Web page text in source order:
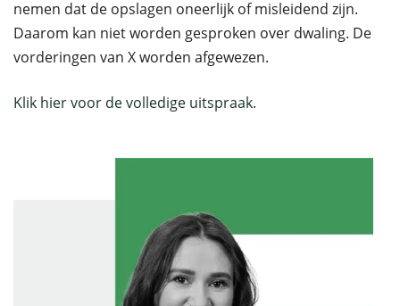
nemen dat de opslagen oneerlijk of misleidend zijn.
Daarom kan niet worden gesproken over dwaling. De
vorderingen van X worden afgewezen.
Klik hier voor de volledige uitspraak.